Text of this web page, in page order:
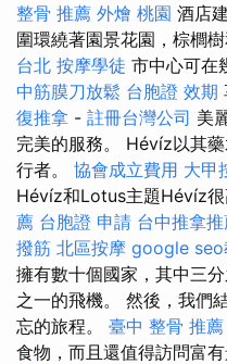
整骨 推薦 外燴 桃園 酒店
圍環繞著園景花園，棕櫚樹
台北 按摩學徒 市中心可在
中筋膜刀放鬆 台胞證 效期
復推拿 - 註冊台灣公司 美
完美的服務。 Hévíz以其
行者。 協會成立費用 大甲
Hévíz和Lotus主題Hévíz很
薦 台胞證 申請 台中推拿
撥筋 北區按摩 google seo
擁有數十個國家，其中三
之一的飛機。 然後，我們
忘的旅程。 臺中 整骨 推薦
食物，而且還值得訪問富